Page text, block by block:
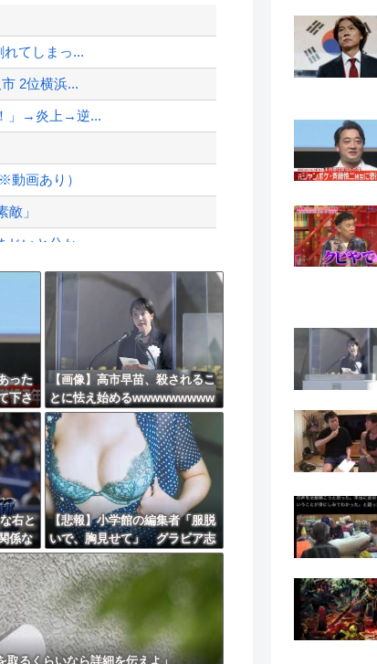
ロホーム...
りかな」
間ぶり...
Powered by livedoor 相互RSS
れてしまっ...
2位横浜...
」→炎上→逆...
動画あり）
」
いと分かっ...
応
Powered by livedoor 相互RSS
った
下さ
らな
【画像】高市早苗、殺されるこ
とに怯え始めるwwwwwwwww
右と
係な
【悲報】小学館の編集者「服脱
いで、胸見せて」 グラビア志
望の女性に迫った過激要求
取るくらいなら詳細を伝えよ」